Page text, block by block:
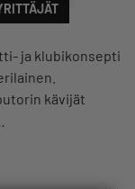
ja klubikonsepti
kävijät